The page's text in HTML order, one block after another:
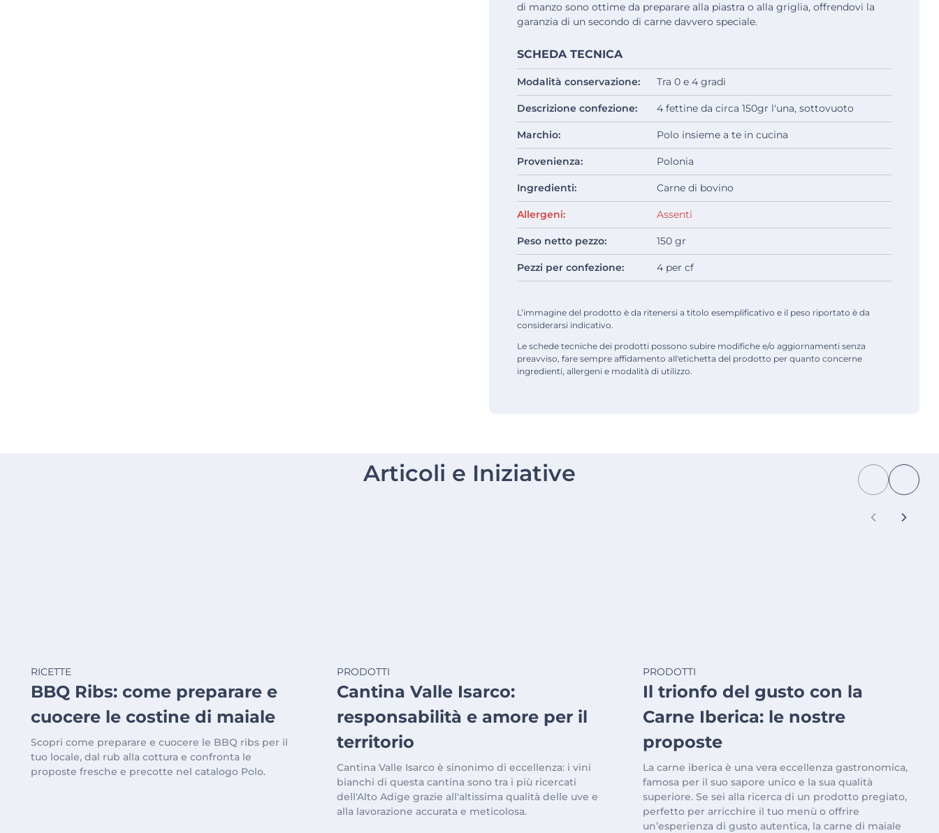
di manzo sono ottime da preparare alla piastra o alla griglia, offrendovi la
garanzia di un secondo di carne davvero speciale.
SCHEDA TECNICA
Modalità conservazione: Tra 0 e 4 gradi
Descrizione confezione: 4 fettine da circa 150gr l'una, sottovuoto
Marchio: Polo insieme a te in cucina
Provenienza: Polonia
Ingredienti: Carne di bovino
Allergeni: Assenti
Peso netto pezzo: 150 gr
Pezzi per confezione: 4 per cf
L’immagine del prodotto è da ritenersi a titolo esemplificativo e il peso riportato è da
considerarsi indicativo.
Le schede tecniche dei prodotti possono subire modifiche e/o aggiornamenti senza
preavviso, fare sempre affidamento all'etichetta del prodotto per quanto concerne
ingredienti, allergeni e modalità di utilizzo.
Articoli e Iniziative
RICETTE
BBQ Ribs: come preparare e
cuocere le costine di maiale
Scopri come preparare e cuocere le BBQ ribs per il
tuo locale, dal rub alla cottura e confronta le
proposte fresche e precotte nel catalogo Polo.
PRODOTTI
Cantina Valle Isarco:
responsabilità e amore per il
territorio
Cantina Valle Isarco è sinonimo di eccellenza: i vini
bianchi di questa cantina sono tra i più ricercati
dell'Alto Adige grazie all'altissima qualità delle uve e
alla lavorazione accurata e meticolosa.
PRODOTTI
Il trionfo del gusto con la
Carne Iberica: le nostre
proposte
La carne iberica è una vera eccellenza gastronomica,
famosa per il suo sapore unico e la sua qualità
superiore. Se sei alla ricerca di un prodotto pregiato,
perfetto per arricchire il tuo menù o offrire
un’esperienza di gusto autentica, la carne di maiale